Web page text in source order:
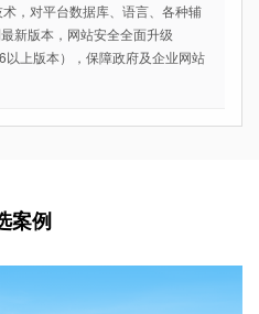
，对平台数据库、语言、各种辅
新版本，网站安全全面升级
以上版本），保障政府及企业网站
案例